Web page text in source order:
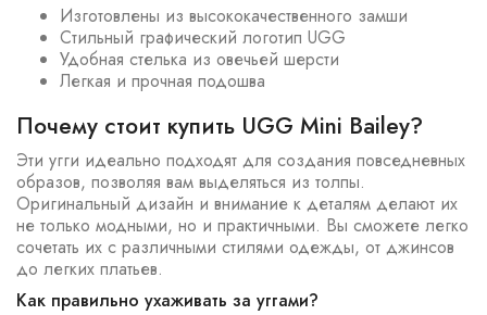
Изготовлены из высококачественного замши
Стильный графический логотип UGG
Удобная стелька из овечьей шерсти
Легкая и прочная подошва
Почему стоит купить UGG Mini Bailey?
Эти угги идеально подходят для создания повседневных
образов, позволяя вам выделяться из толпы.
Оригинальный дизайн и внимание к деталям делают их
не только модными, но и практичными. Вы сможете легко
сочетать их с различными стилями одежды, от джинсов
до легких платьев.
Как правильно ухаживать за уггами?